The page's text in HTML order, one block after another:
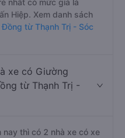
nhất có mức giá là
Hiệp. Xem danh sách
từ Thạnh Trị - Sóc
xe có Giường
từ Thạnh Trị -
nay thì có 2 nhà xe có xe